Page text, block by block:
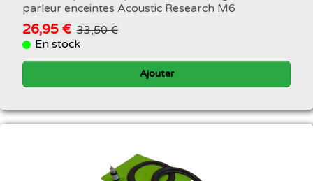
parleur enceintes Acoustic Research M6
26,95 € 33,50 €
En stock
Ajouter